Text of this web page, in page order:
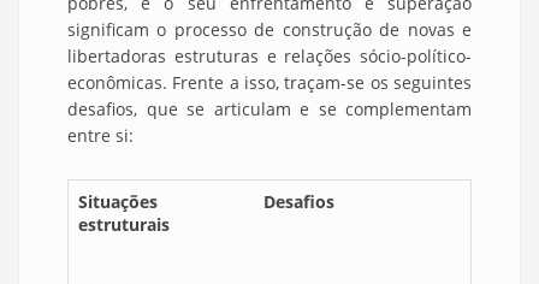
significam o processo de construção de novas e
libertadoras estruturas e relações sócio-político-
econômicas. Frente a isso, traçam-se os seguintes
desafios, que se articulam e se complementam
entre si:
Situações
estruturais
Desafios